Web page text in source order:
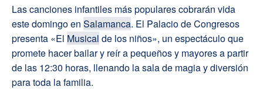
Las canciones infantiles más populares cobrarán vida
este domingo en Salamanca. El Palacio de Congresos
presenta «El Musical de los niños», un espectáculo que
promete hacer bailar y reír a pequeños y mayores a partir
de las 12:30 horas, llenando la sala de magia y diversión
para toda la familia.